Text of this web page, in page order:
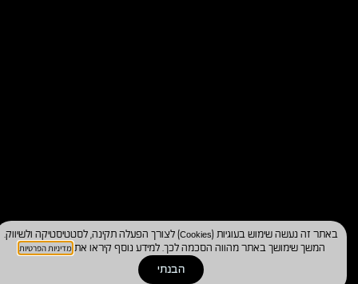
באתר זה נעשה שימוש בעוגיות (Cookies) לצורך הפעלה תקינה, לסטטיסטיקה ולשיווק.
המשך שימושך באתר מהווה הסכמה לכך. למידע נוסף קיראו את מדיניות הפרטיות
הבנתי